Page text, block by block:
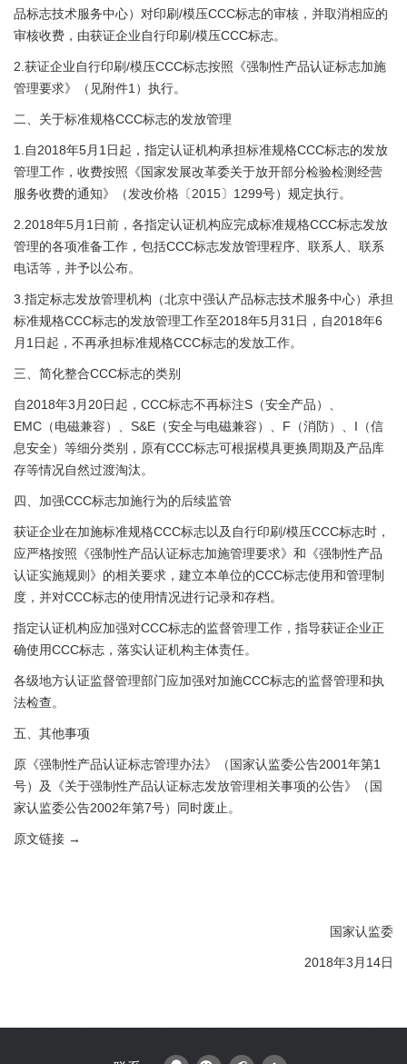
品标志技术服务中心）对印刷/模压CCC标志的审核，并取消相应的
审核收费，由获证企业自行印刷/模压CCC标志。
2.获证企业自行印刷/模压CCC标志按照《强制性产品认证标志加施
管理要求》（见附件1）执行。
二、关于标准规格CCC标志的发放管理
1.自2018年5月1日起，指定认证机构承担标准规格CCC标志的发放
管理工作，收费按照《国家发展改革委关于放开部分检验检测经营
服务收费的通知》（发改价格〔2015〕1299号）规定执行。
2.2018年5月1日前，各指定认证机构应完成标准规格CCC标志发放
管理的各项准备工作，包括CCC标志发放管理程序、联系人、联系
电话等，并予以公布。
3.指定标志发放管理机构（北京中强认产品标志技术服务中心）承担
标准规格CCC标志的发放管理工作至2018年5月31日，自2018年6
月1日起，不再承担标准规格CCC标志的发放工作。
三、简化整合CCC标志的类别
自2018年3月20日起，CCC标志不再标注S（安全产品）、
EMC（电磁兼容）、S&E（安全与电磁兼容）、F（消防）、I（信
息安全）等细分类别，原有CCC标志可根据模具更换周期及产品库
存等情况自然过渡淘汰。
四、加强CCC标志加施行为的后续监管
获证企业在加施标准规格CCC标志以及自行印刷/模压CCC标志时，
应严格按照《强制性产品认证标志加施管理要求》和《强制性产品
认证实施规则》的相关要求，建立本单位的CCC标志使用和管理制
度，并对CCC标志的使用情况进行记录和存档。
指定认证机构应加强对CCC标志的监督管理工作，指导获证企业正
确使用CCC标志，落实认证机构主体责任。
各级地方认证监督管理部门应加强对加施CCC标志的监督管理和执
法检查。
五、其他事项
原《强制性产品认证标志管理办法》（国家认监委公告2001年第1
号）及《关于强制性产品认证标志发放管理相关事项的公告》（国
家认监委公告2002年第7号）同时废止。
原文链接 →
国家认监委
2018年3月14日